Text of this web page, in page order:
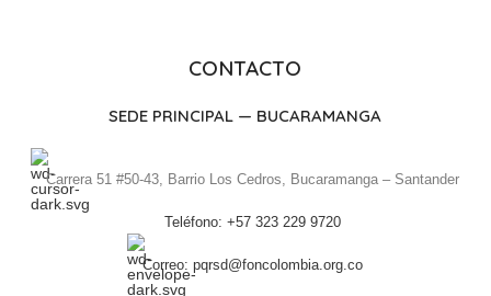
CONTACTO
SEDE PRINCIPAL — BUCARAMANGA
Carrera 51 #50-43, Barrio Los Cedros, Bucaramanga – Santander
Teléfono: +57 323 229 9720
Correo: pqrsd@foncolombia.org.co